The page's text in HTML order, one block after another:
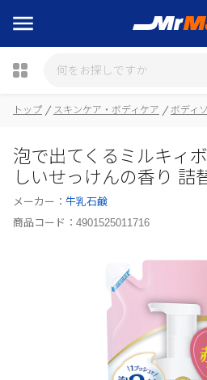
トップ スキンケア・ボディケア ボディ
泡で出てくるミルキィ
しいせっけんの香り 詰
メーカー： 牛乳石鹸
商品コード： 4901525011716